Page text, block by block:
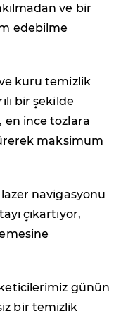
ve bir
edebilme
kuru temizlik
bir şekilde
en ince tozlara
maksimum
navigasyonu
çıkartıyor,
günün
bir temizlik